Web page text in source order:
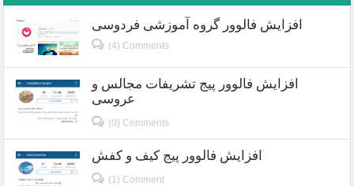
افزایش فالوور گروه آموزشی فردوسی
(4) Comments
افزایش فالوور پیج تشریفات مجالس و
عروسی
(0) Comments
افزایش فالوور پیج کیف و کفش
(1) Comment